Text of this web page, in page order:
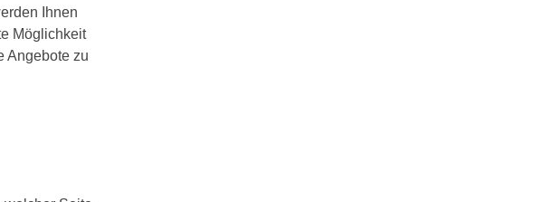
Ihnen
Möglichkeit
Angebote zu